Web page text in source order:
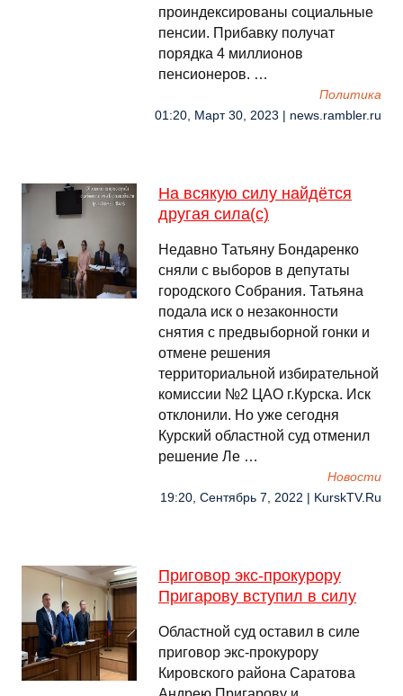
проиндексированы социальные
пенсии. Прибавку получат
порядка 4 миллионов
пенсионеров. …
Политика
01:20, Март 30, 2023 | news.rambler.ru
На всякую силу найдётся
другая сила(с)
Недавно Татьяну Бондаренко
сняли с выборов в депутаты
городского Собрания. Татьяна
подала иск о незаконности
снятия с предвыборной гонки и
отмене решения
территориальной избирательной
комиссии №2 ЦАО г.Курска. Иск
отклонили. Но уже сегодня
Курский областной суд отменил
решение Ле …
Новости
19:20, Сентябрь 7, 2022 | KurskTV.Ru
Приговор экс-прокурору
Пригарову вступил в силу
Областной суд оставил в силе
приговор экс-прокурору
Кировского района Саратова